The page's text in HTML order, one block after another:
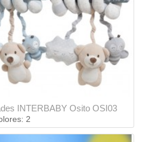
INTERBABY Osito OSI03
2